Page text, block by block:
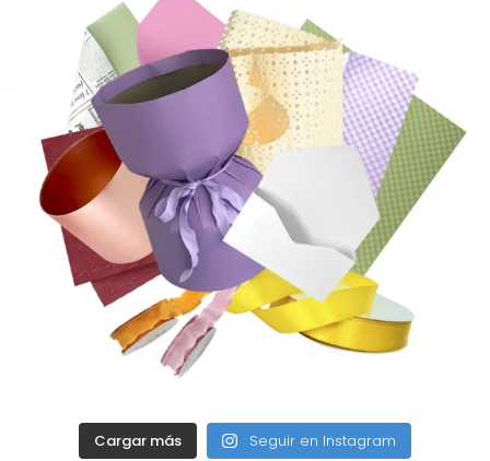
Cargar más Seguir en Instagram